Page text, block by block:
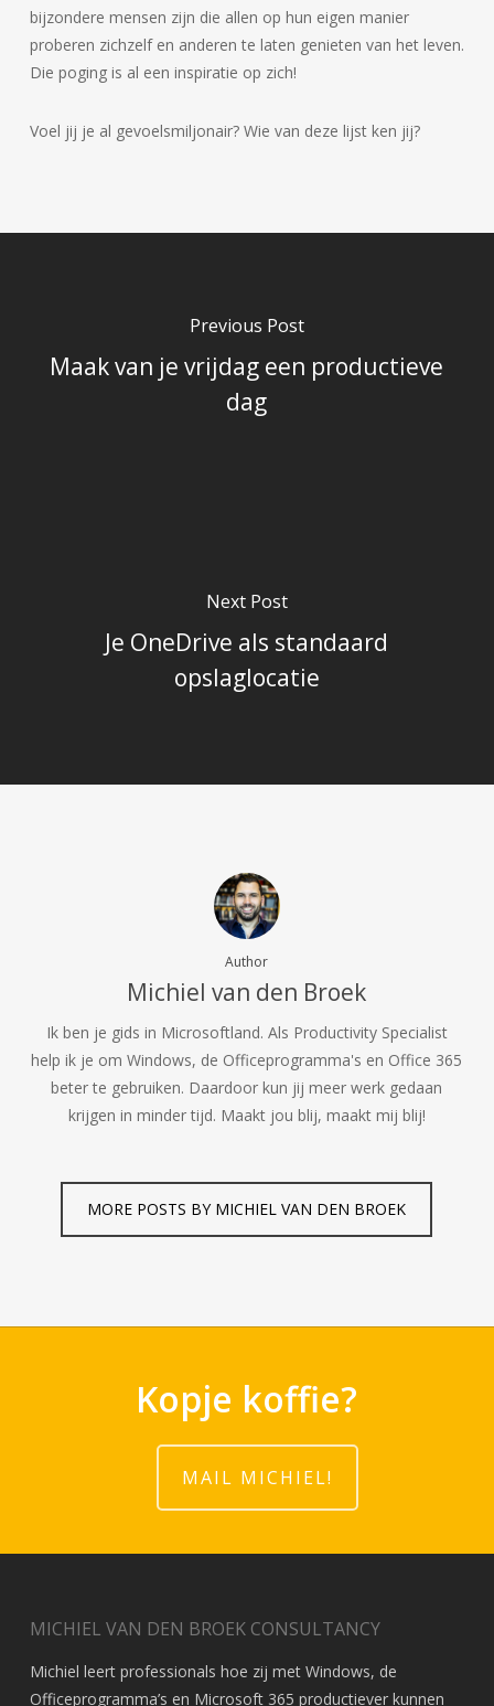
bijzondere mensen zijn die allen op hun eigen manier
proberen zichzelf en anderen te laten genieten van het leven.
Die poging is al een inspiratie op zich!
Voel jij je al gevoelsmiljonair? Wie van deze lijst ken jij?
Previous Post
Maak van je vrijdag een productieve
dag
Next Post
Je OneDrive als standaard
opslaglocatie
Author
Michiel van den Broek
Ik ben je gids in Microsoftland. Als Productivity Specialist
help ik je om Windows, de Officeprogramma's en Office 365
beter te gebruiken. Daardoor kun jij meer werk gedaan
krijgen in minder tijd. Maakt jou blij, maakt mij blij!
MORE POSTS BY MICHIEL VAN DEN BROEK
Kopje koffie?
MAIL MICHIEL!
MICHIEL VAN DEN BROEK CONSULTANCY
Michiel leert professionals hoe zij met Windows, de
Officeprogramma’s en Microsoft 365 productiever kunnen